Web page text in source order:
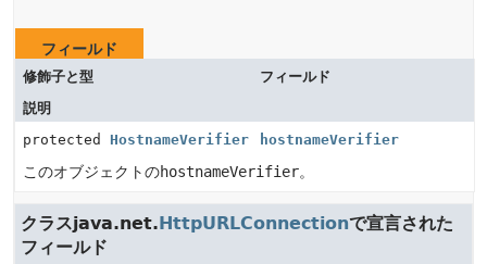
フィールド
修飾子と型
フィールド
説明
protected HostnameVerifier hostnameVerifier
このオブジェクトのhostnameVerifier。
クラスjava.net.HttpURLConnectionで宣言された
フィールド